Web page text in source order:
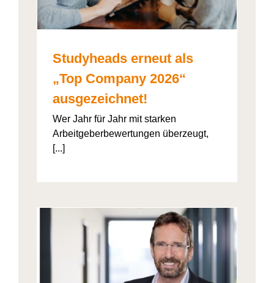
Studyheads erneut als
„Top Company 2026“
ausgezeichnet!
Wer Jahr für Jahr mit starken
Arbeitgeberbewertungen überzeugt,
[...]